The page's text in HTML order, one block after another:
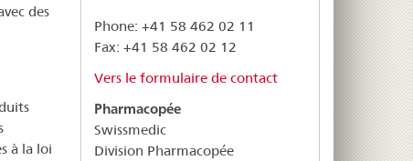
des
à la loi
Phone: +41 58 462 02 11
Fax: +41 58 462 02 12
Vers le formulaire de contact
Pharmacopée
Swissmedic
Division Pharmacopée